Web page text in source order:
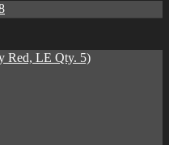
Red, LE Qty. 5)